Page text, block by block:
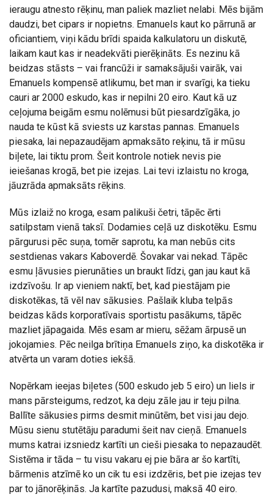
ieraugu atnesto rēķinu, man paliek mazliet nelabi. Mēs bijām
daudzi, bet cipars ir nopietns. Emanuels kaut ko pārrunā ar
oficiantiem, viņi kādu brīdi spaida kalkulatoru un diskutē,
laikam kaut kas ir neadekvāti pierēķināts. Es nezinu kā
beidzas stāsts – vai francūži ir samaksājuši vairāk, vai
Emanuels kompensē atlikumu, bet man ir svarīgi, ka tieku
cauri ar 2000 eskudo, kas ir nepilni 20 eiro. Kaut kā uz
ceļojuma beigām esmu nolēmusi būt piesardzīgāka, jo
nauda te kūst kā sviests uz karstas pannas. Emanuels
piesaka, lai nepazaudējam apmaksāto reķinu, tā ir mūsu
biļete, lai tiktu prom. Šeit kontrole notiek nevis pie
ieiešanas krogā, bet pie izejas. Lai tevi izlaistu no kroga,
jāuzrāda apmaksāts rēķins.
Mūs izlaiž no kroga, esam palikuši četri, tāpēc ērti
satilpstam vienā taksī. Dodamies ceļā uz diskotēku. Esmu
pārgurusi pēc suņa, tomēr saprotu, ka man nebūs cits
sestdienas vakars Kaboverdē. Šovakar vai nekad. Tāpēc
esmu ļāvusies pierunāties un braukt līdzi, gan jau kaut kā
izdzīvošu. Ir ap vieniem naktī, bet, kad piestājam pie
diskotēkas, tā vēl nav sākusies. Pašlaik kluba telpās
beidzas kāds korporatīvais sportistu pasākums, tāpēc
mazliet jāpagaida. Mēs esam ar mieru, sēžam ārpusē un
jokojamies. Pēc neilga brītiņa Emanuels ziņo, ka diskotēka ir
atvērta un varam doties iekšā.
Nopērkam ieejas biļetes (500 eskudo jeb 5 eiro) un liels ir
mans pārsteigums, redzot, ka deju zāle jau ir teju pilna.
Ballīte sākusies pirms desmit minūtēm, bet visi jau dejo.
Mūsu sienu stutētāju paradumi šeit nav cieņā. Emanuels
mums katrai izsniedz kartīti un cieši piesaka to nepazaudēt.
Sistēma ir tāda – tu visu vakaru ej pie bāra ar šo kartīti,
bārmenis atzīmē ko un cik tu esi izdzēris, bet pie izejas tev
par to jānorēķinās. Ja kartīte pazudusi, maksā 40 eiro.